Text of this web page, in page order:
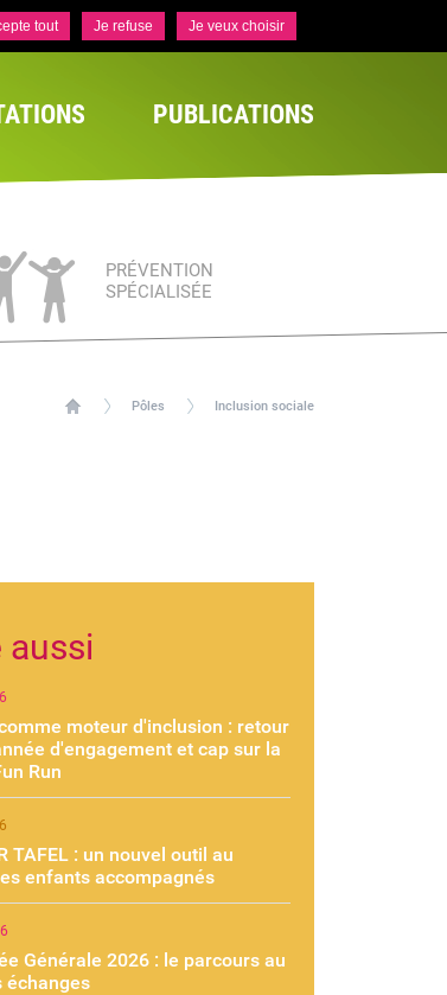
PUBLICATIONS
PRÉVENTION
SPÉCIALISÉE
Pôles Inclusion sociale
aussi
moteur d'inclusion : retour
d'engagement et cap sur la
Run
TAFEL : un nouvel outil au
enfants accompagnés
Générale 2026 : le parcours au
tout Je refuse Je veux choisir